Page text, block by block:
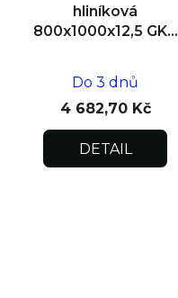
hliníková
800x1000x12,5 GKB
Do 3 dnů
4 682,70 Kč
DETAIL